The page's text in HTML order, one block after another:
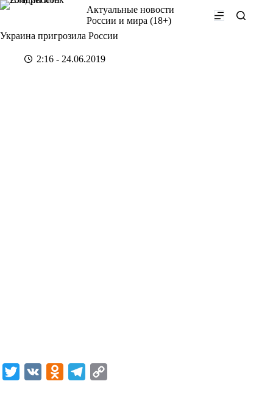
Перейти
Актуальные новости
России и мира (18+)
Украина пригрозила России
2:16 - 24.06.2019